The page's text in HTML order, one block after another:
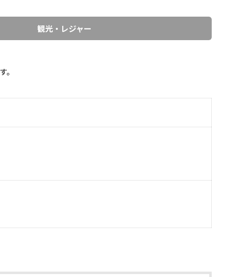
観光・レジャー